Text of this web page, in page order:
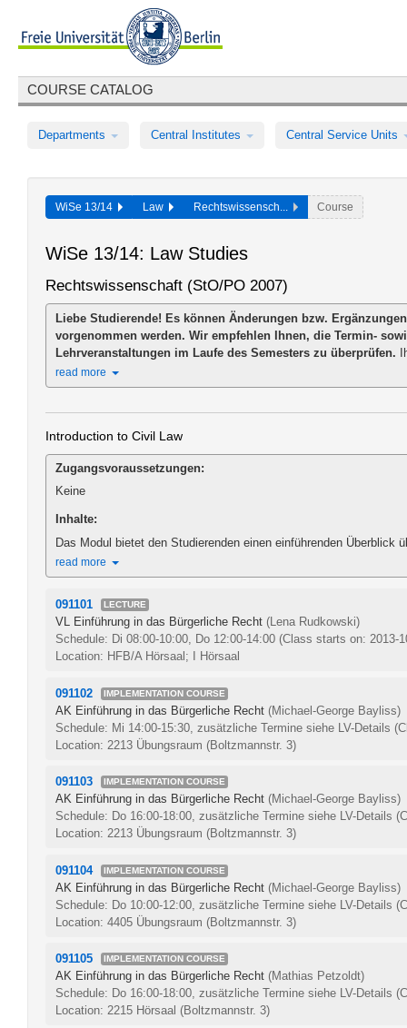
COURSE CATALOG
Departments Central Institutes Central Service Units
WiSe 13/14 Law Rechtswissensch... Course
WiSe 13/14: Law Studies
Rechtswissenschaft (StO/PO 2007)
Liebe Studierende! Es können Änderungen bzw.
vorgenommen werden. Wir empfehlen Ihnen, die Termin-
Lehrveranstaltungen im Laufe des Semesters zu überprüfen.
read more
Introduction to Civil Law
Zugangsvoraussetzungen:
Keine
Inhalte:
Das Modul bietet den Studierenden einen einführenden Überblick
read more
091101 LECTURE
VL Einführung in das Bürgerliche Recht (Lena Rudkowski)
Schedule: Di 08:00-10:00, Do 12:00-14:00 (Class starts on: 2013-
Location: HFB/A Hörsaal; I Hörsaal
091102 IMPLEMENTATION COURSE
AK Einführung in das Bürgerliche Recht (Michael-George Bayliss)
Schedule: Mi 14:00-15:30, zusätzliche Termine siehe LV-Details
Location: 2213 Übungsraum (Boltzmannstr. 3)
091103 IMPLEMENTATION COURSE
AK Einführung in das Bürgerliche Recht (Michael-George Bayliss)
Schedule: Do 16:00-18:00, zusätzliche Termine siehe LV-Details
Location: 2213 Übungsraum (Boltzmannstr. 3)
091104 IMPLEMENTATION COURSE
AK Einführung in das Bürgerliche Recht (Michael-George Bayliss)
Schedule: Do 10:00-12:00, zusätzliche Termine siehe LV-Details
Location: 4405 Übungsraum (Boltzmannstr. 3)
091105 IMPLEMENTATION COURSE
AK Einführung in das Bürgerliche Recht (Mathias Petzoldt)
Schedule: Do 16:00-18:00, zusätzliche Termine siehe LV-Details
Location: 2215 Hörsaal (Boltzmannstr. 3)